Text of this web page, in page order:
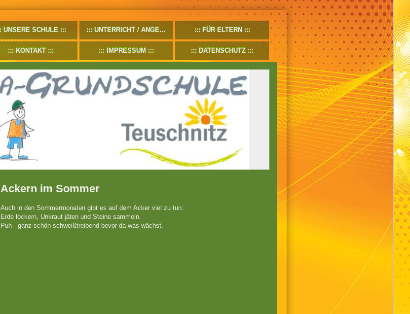
UNSERE SCHULE UNTERRICHT / ANGEBOTE FÜR ELTERN
KONTAKT IMPRESSUM DATENSCHUTZ
Ackern im Sommer
Auch in den Sommermonaten gibt es auf dem Acker viel zu tun:
Erde lockern, Unkraut jäten und Steine sammeln.
Puh - ganz schön schweißtreibend bevor da was wächst.